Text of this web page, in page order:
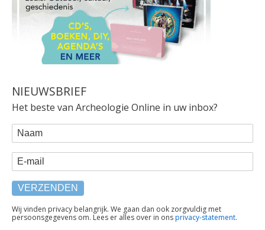
NIEUWSBRIEF
Het beste van Archeologie Online in uw inbox?
WEBFORM
Naam
E-mail
TEKST
ONDER
Wij vinden privacy belangrijk. We gaan dan ook zorgvuldig met
persoonsgegevens om. Lees er alles over in onsprivacy-statement.